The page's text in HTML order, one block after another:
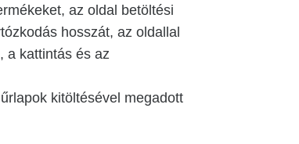
az oldal betöltési
hosszát, az oldallal
a kattintás és az
kitöltésével megadott